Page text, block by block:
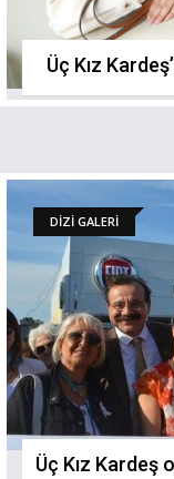
Üç Kız
DİZİ GALERİ
Üç Kız Kardeş